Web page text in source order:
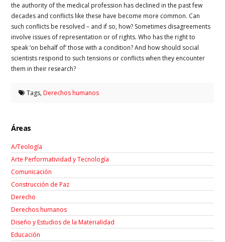
the authority of the medical profession has declined in the past few
decades and conflicts like these have become more common. Can
such conflicts be resolved – and if so, how? Sometimes disagreements
involve issues of representation or of rights. Who has the right to
speak ‘on behalf of’ those with a condition? And how should social
scientists respond to such tensions or conflicts when they encounter
them in their research?
Tags,Derechos humanos
Áreas
A/Teología
Arte Performatividad y Tecnología
Comunicación
Construcción de Paz
Derecho
Derechos humanos
Diseño y Estudios de la Materialidad
Educación